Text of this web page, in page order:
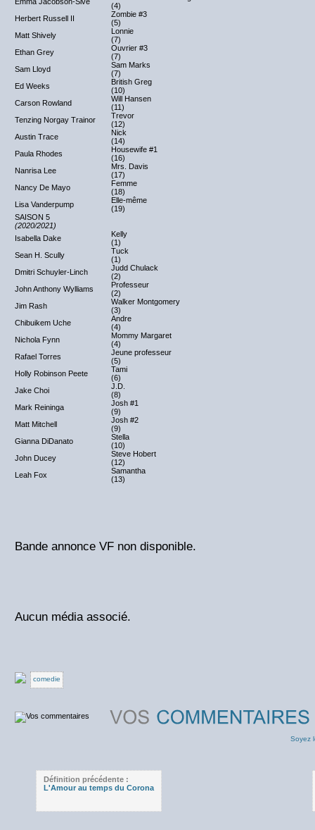
(4)
Herbert Russell II
Zombie #3
(5)
Matt Shively
Lonnie
(7)
Ethan Grey
Ouvrier #3
(7)
Sam Lloyd
Sam Marks
(7)
Ed Weeks
British Greg
(10)
Carson Rowland
Will Hansen
(11)
Tenzing Norgay Trainor
Trevor
(12)
Austin Trace
Nick
(14)
Paula Rhodes
Housewife #1
(16)
Nanrisa Lee
Mrs. Davis
(17)
Nancy De Mayo
Femme
(18)
Lisa Vanderpump
Elle-même
(19)
SAISON 5
(2020/2021)
Isabella Dake
Kelly
(1)
Sean H. Scully
Tuck
(1)
Dmitri Schuyler-Linch
Judd Chulack
(2)
John Anthony Wylliams
Professeur
(2)
Jim Rash
Walker Montgomery
(3)
Chibuikem Uche
Andre
(4)
Nichola Fynn
Mommy Margaret
(4)
Rafael Torres
Jeune professeur
(5)
Holly Robinson Peete
Tami
(6)
Jake Choi
J.D.
(8)
Mark Reininga
Josh #1
(9)
Matt Mitchell
Josh #2
(9)
Gianna DiDanato
Stella
(10)
John Ducey
Steve Hobert
(12)
Leah Fox
Samantha
(13)
Bande annonce VF non disponible.
Aucun média associé.
comedie
Soyez
Définition précédente :
L'Amour au temps du Corona